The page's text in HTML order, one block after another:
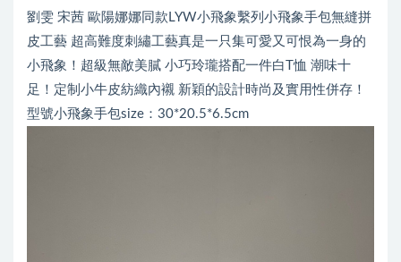
劉雯 宋茜 歐陽娜娜同款LYW小飛象繫列小飛象手包無縫拼
皮工藝 超高難度刺繡工藝真是一只集可愛又可恨為一身的
小飛象！超級無敵美膩 小巧玲瓏搭配一件白T恤 潮味十
足！定制小牛皮紡織內襯 新穎的設計時尚及實用性併存！
型號小飛象手包size：30*20.5*6.5cm